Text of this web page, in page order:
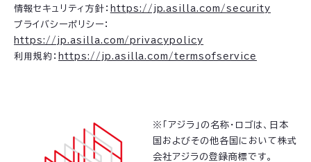
情報セキュリティ方針： https://jp.asilla.com/security
プライバシーポリシー：
https://jp.asilla.com/privacypolicy
利用規約： https://jp.asilla.com/termsofservice
※「アジラ」の名称・ロゴは、日本
国およびその他各国において株式
会社アジラの登録商標です。